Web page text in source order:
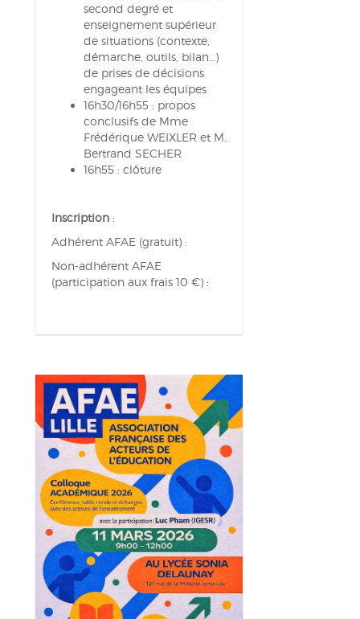
second degré et
enseignement supérieur
de situations (contexte,
démarche, outils, bilan…)
de prises de décisions
engageant les équipes
16h30/16h55 : propos
conclusifs de Mme
Frédérique WEIXLER et M.
Bertrand SECHER
16h55 : clôture
Inscription:
Adhérent AFAE (gratuit) :
Non-adhérent AFAE
(participation aux frais 10 €) :